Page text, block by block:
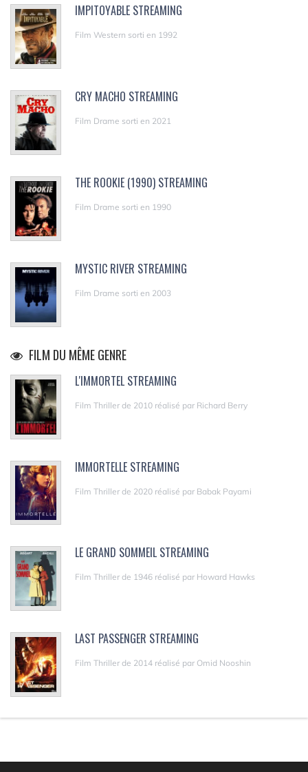
IMPITOYABLE STREAMING
Film Western sorti en 1992
CRY MACHO STREAMING
Film Drame sorti en 2021
THE ROOKIE (1990) STREAMING
Film Drame sorti en 1990
MYSTIC RIVER STREAMING
Film Drame sorti en 2003
FILM DU MÊME GENRE
L'IMMORTEL STREAMING
Film Thriller de 2010 réalisé par Richard Berry
IMMORTELLE STREAMING
Film Thriller de 2020 réalisé par Babak Payami
LE GRAND SOMMEIL STREAMING
Film Thriller de 1946 réalisé par Howard Hawks
LAST PASSENGER STREAMING
Film Thriller de 2014 réalisé par Omid Nooshin